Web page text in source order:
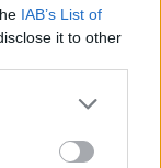
IAB’s List of
it to other